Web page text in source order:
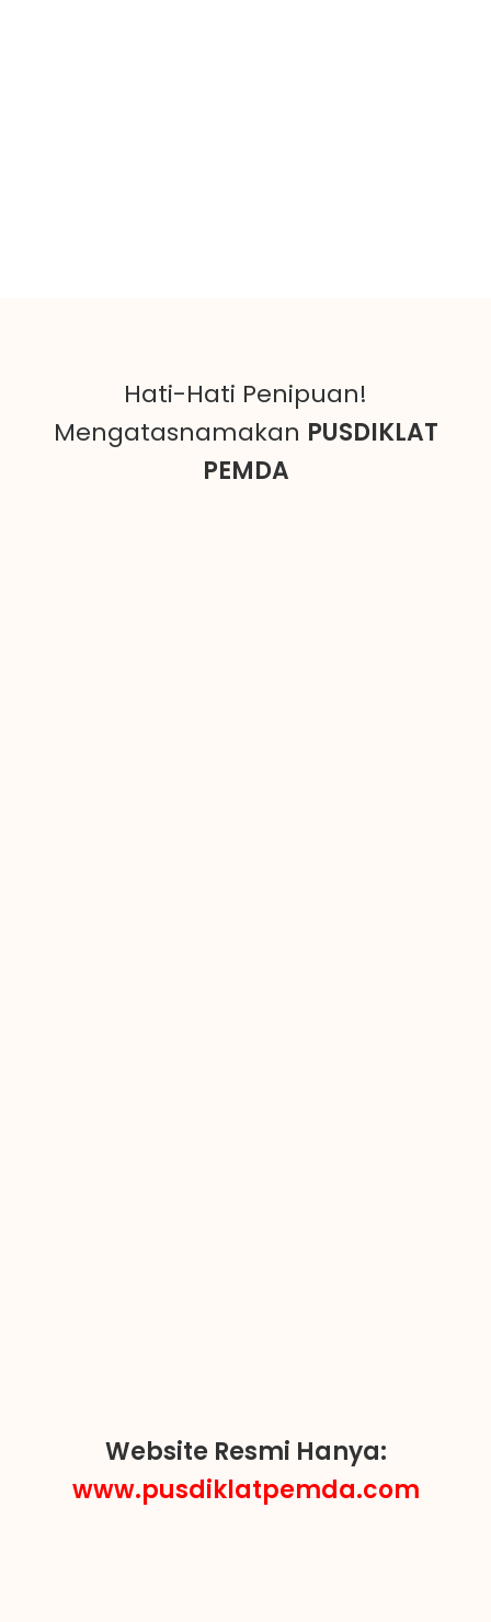
Hati-Hati Penipuan!
Mengatasnamakan PUSDIKLAT
PEMDA
Website Resmi Hanya:
www.pusdiklatpemda.com